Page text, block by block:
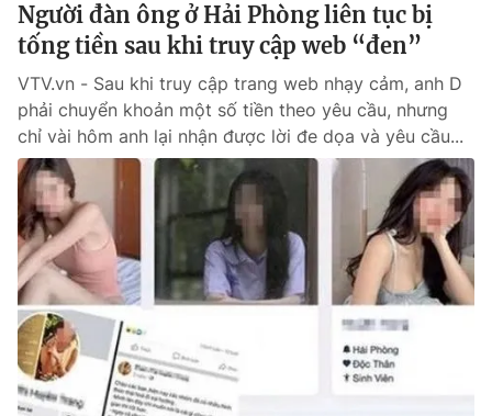
Góc doanh nghiệp
Truyền hình
Phim VTV
Hậu trường
Nhân vật
Khán giả
Giải sao mai
Giải trí
Điện ảnh
Âm nhạc
Sao
Đời sống
Du lịch
Làm đẹp
Chất lượng cuộc sống
Giáo dục
Tuyển sinh
Học trực tuyến
Công nghệ
Hitech Công nghệ tương lai
Sản phẩm
Thị trường
Giao lưu trực tuyến
Lịch phát sóng
Người đàn ông ở Hải Phòng liên tục bị
tống tiền sau khi truy cập web “đen”
VTV.vn - Sau khi truy cập trang web nhạy cảm, anh D
phải chuyển khoản một số tiền theo yêu cầu, nhưng
chỉ vài hôm anh lại nhận được lời đe dọa và yêu cầu...